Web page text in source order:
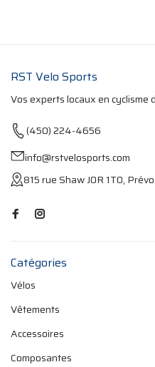
RST Velo Sports
Vos experts locaux en cyclisme
(450) 224-4656
info@rstvelosports.com
815 rue Shaw J0R 1T0,
Catégories
Vélos
Vêtements
Accessoires
Composantes